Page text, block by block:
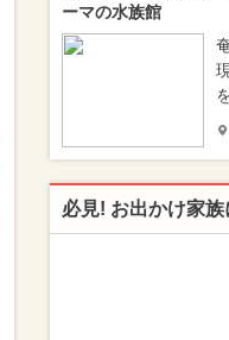
ーマの水族館
必見! お出かけ家